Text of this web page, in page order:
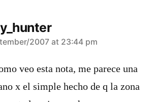
2007 at 23:44 pm
veo esta nota, me parece una
x el simple hecho de q la zona